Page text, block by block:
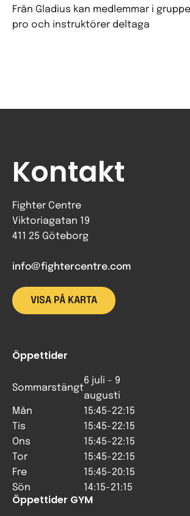
Från Gladius kan medlemmar i
pro och instruktörer deltaga
Kontakt
Fighter Centre
Viktoriagatan 19
411 25 Göteborg
info@fightercentre.com
VISA PÅ KARTA
Öppettider
Sommarstängt
6 juli - 9
augusti
Mån
15:45-22:15
Tis
15:45-22:15
Ons
15:45-22:15
Tor
15:45-22:15
Fre
15:45-20:15
Sön
14:15-21:15
Öppettider GYM